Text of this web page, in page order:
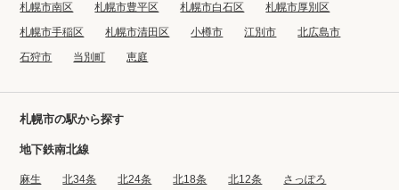
札幌市南区
札幌市豊平区 札幌市白石区
札幌市厚別区
札幌市手稲区
札幌市清田区 小樽市 江別市
北広島市
石狩市
当別町 恵庭
札幌市の駅から探す
地下鉄南北線
麻生 北34条 北24条 北18条 北12条
さっぽろ